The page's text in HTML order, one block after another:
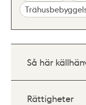
Så här
Rättigheter